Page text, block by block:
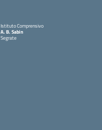
Istituto Comprensivo
A. B. Sabin
Segrate